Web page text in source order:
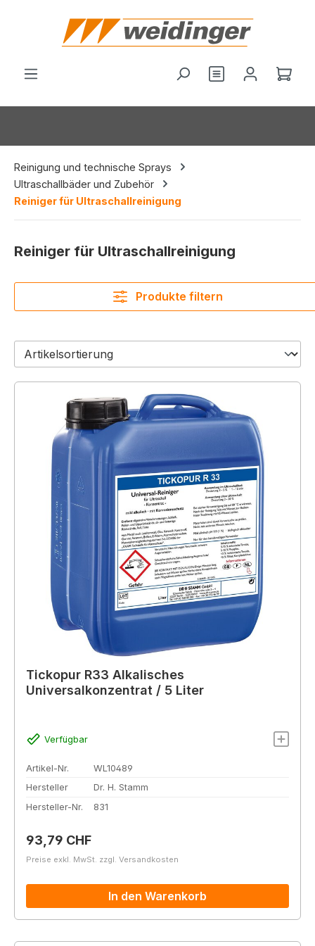
springen
Du hast 0
Reinigung und technische Sprays
Ultraschallbäder und Zubehör
Reiniger für Ultraschallreinigung
Reiniger für Ultraschallreinigung
Produkte filtern
Tickopur R33 Alkalisches
Universalkonzentrat / 5 Liter
Verfügbar
Artikel-Nr.
WL10489
Hersteller
Dr. H. Stamm
Hersteller-Nr.
831
Regulärer Preis:
93,79 CHF
Preise exkl. MwSt. zzgl. Versandkosten
In den Warenkorb